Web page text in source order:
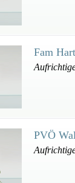
Fam
PVÖ